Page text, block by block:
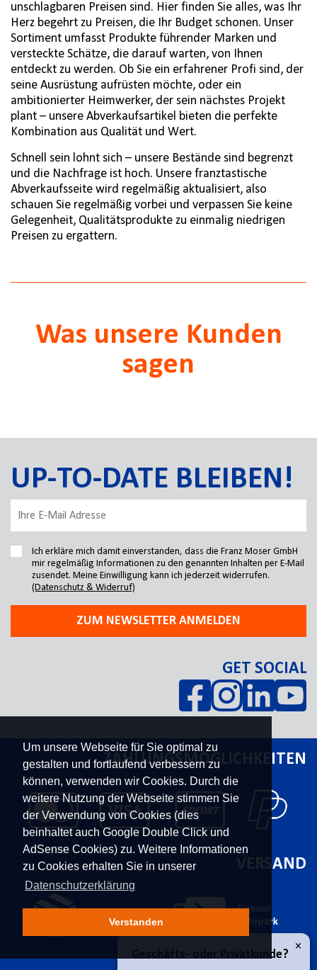
Um unsere Webseite für Sie optimal zu
gestalten und fortlaufend verbessern zu
können, verwenden wir Cookies. Durch die
weitere Nutzung der Webseite stimmen Sie
der Verwendung von Cookies (dies
beinhaltet auch Google Double Click und
AdSense Cookies) zu. Weitere Informationen
zu Cookies erhalten Sie in unserer
Datenschutzerklärung
Verstanden
unschlagbaren Preisen sind. Hier finden Sie alles, was Ihr
Herz begehrt zu Preisen, die Ihr Budget schonen. Unser
Sortiment umfasst Produkte führender Marken und
versteckte Schätze, die darauf warten, von Ihnen
entdeckt zu werden. Ob Sie ein erfahrener Profi sind, der
seine Ausrüstung aufrüsten möchte, oder ein
ambitionierter Heimwerker, der sein nächstes Projekt
plant – unsere Abverkaufsartikel bieten die perfekte
Kombination aus Qualität und Wert.
Schnell sein lohnt sich – unsere Bestände sind begrenzt
und die Nachfrage ist hoch. Unsere franztastische
Abverkaufsseite wird regelmäßig aktualisiert, also
schauen Sie regelmäßig vorbei und verpassen Sie keine
Gelegenheit, Qualitätsprodukte zu einmalig niedrigen
Preisen zu ergattern.
Was unsere Kunden
sagen
UP-TO-DATE BLEIBEN!
Ich erkläre mich damit einverstanden, dass die Franz Moser GmbH
mir regelmäßig Informationen zu den genannten Inhalten per E-Mail
zusendet. Meine Einwilligung kann ich jederzeit widerrufen.
(Datenschutz & Widerruf)
ZUM NEWSLETTER ANMELDEN
GET SOCIAL
ZAHLUNGSMÖGLICHKEITEN
VERSAND
×
Geschäfts- oder Privatkunde?